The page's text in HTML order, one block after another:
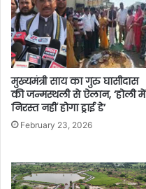
मुख्यमंत्री साय का गुरु घासीदास
की जन्मस्थली से ऐलान, ‘होली में
निरस्त नहीं होगा ड्राई डे’
February 23, 2026